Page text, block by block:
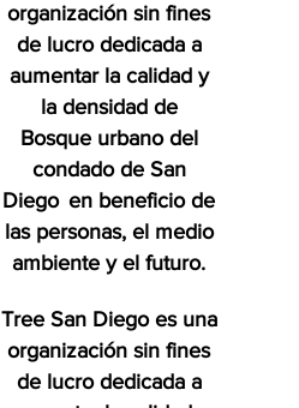
organización sin fines
de lucro dedicada a
aumentar la calidad y
la densidad de
Bosque urbano del
condado de San
Diego en beneficio de
las personas, el medio
ambiente y el futuro.
Tree San Diego es una
organización sin fines
de lucro dedicada a